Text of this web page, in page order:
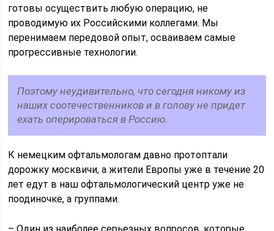
готовы осуществить любую операцию, не
проводимую их Российскими коллегами. Мы
перенимаем передовой опыт, осваиваем самые
прогрессивные технологии.
Поэтому неудивительно, что сегодня никому из
наших соотечественников и в голову не придет
ехать оперироваться в Россию.
К немецким офтальмологам давно протоптали
дорожку москвичи, а жители Европы уже в течение 20
лет едут в наш офтальмологический центр уже не
поодиночке, а группами.